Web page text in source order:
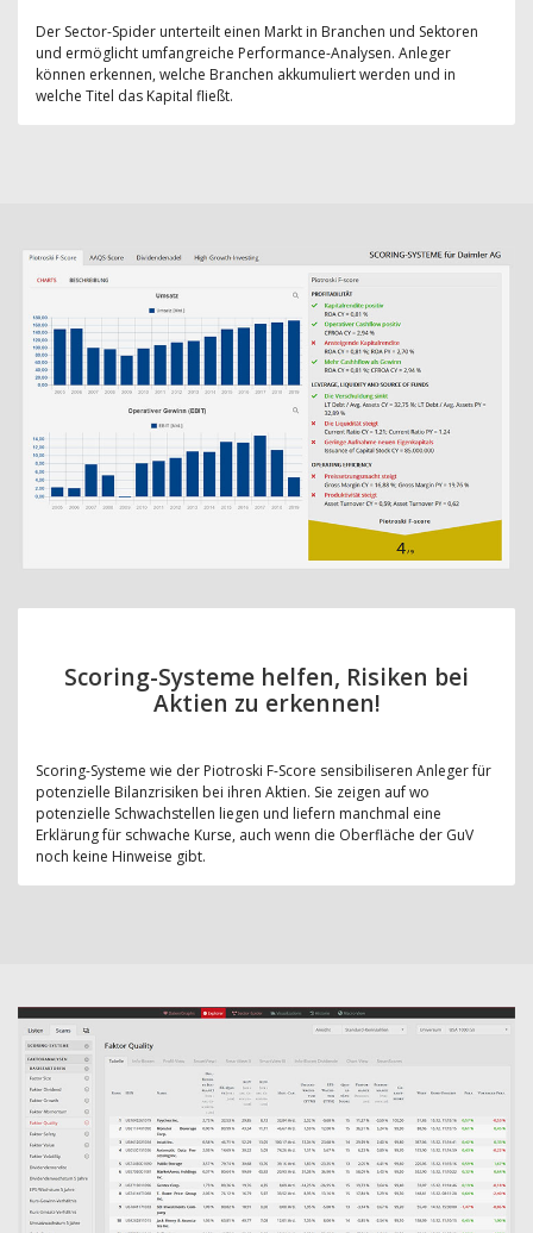
Der Sector-Spider unterteilt einen Markt in Branchen und Sektoren
und ermöglicht umfangreiche Performance-Analysen. Anleger
können erkennen, welche Branchen akkumuliert werden und in
welche Titel das Kapital fließt.
Scoring-Systeme helfen, Risiken bei
Aktien zu erkennen!
Scoring-Systeme wie der Piotroski F-Score sensibiliseren Anleger für
potenzielle Bilanzrisiken bei ihren Aktien. Sie zeigen auf wo
potenzielle Schwachstellen liegen und liefern manchmal eine
Erklärung für schwache Kurse, auch wenn die Oberfläche der GuV
noch keine Hinweise gibt.